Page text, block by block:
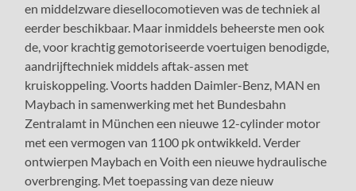
en middelzware diesellocomotieven was de techniek al
eerder beschikbaar. Maar inmiddels beheerste men ook
de, voor krachtig gemotoriseerde voertuigen benodigde,
aandrijftechniek middels aftak-assen met
kruiskoppeling. Voorts hadden Daimler-Benz, MAN en
Maybach in samenwerking met het Bundesbahn
Zentralamt in München een nieuwe 12-cylinder motor
met een vermogen van 1100 pk ontwikkeld. Verder
ontwierpen Maybach en Voith een nieuwe hydraulische
overbrenging. Met toepassing van deze nieuw